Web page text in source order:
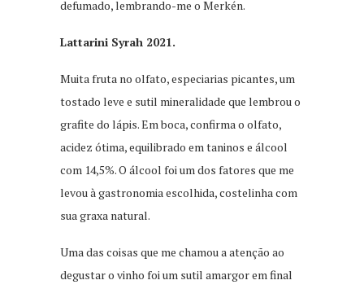
defumado, lembrando-me o Merkén.
Lattarini Syrah 2021.
Muita fruta no olfato, especiarias picantes, um
tostado leve e sutil mineralidade que lembrou o
grafite do lápis. Em boca, confirma o olfato,
acidez ótima, equilibrado em taninos e álcool
com 14,5%. O álcool foi um dos fatores que me
levou à gastronomia escolhida, costelinha com
sua graxa natural.
Uma das coisas que me chamou a atenção ao
degustar o vinho foi um sutil amargor em final